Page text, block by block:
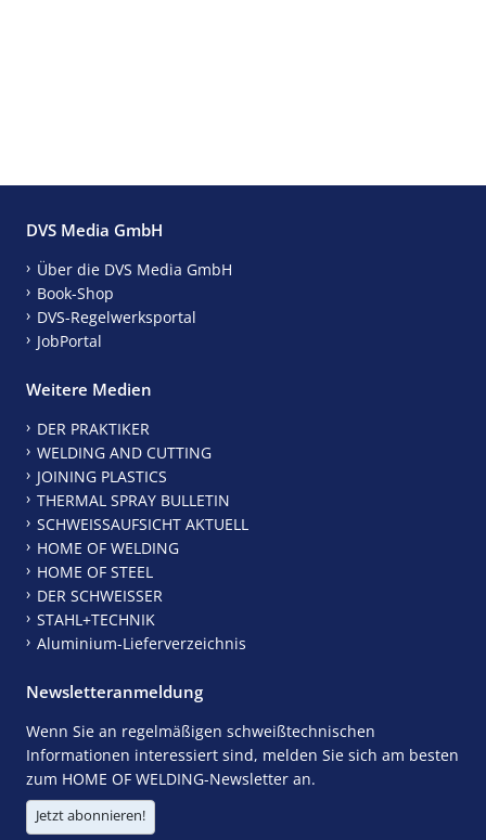
DVS Media GmbH
Über die DVS Media GmbH
Book-Shop
DVS-Regelwerksportal
JobPortal
Weitere Medien
DER PRAKTIKER
WELDING AND CUTTING
JOINING PLASTICS
THERMAL SPRAY BULLETIN
SCHWEISSAUFSICHT AKTUELL
HOME OF WELDING
HOME OF STEEL
DER SCHWEISSER
STAHL+TECHNIK
Aluminium-Lieferverzeichnis
Newsletteranmeldung
Wenn Sie an regelmäßigen schweißtechnischen
Informationen interessiert sind, melden Sie sich am besten
zum HOME OF WELDING-Newsletter an.
Jetzt abonnieren!